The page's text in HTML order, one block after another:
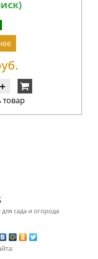
+
товар
сада и огорода